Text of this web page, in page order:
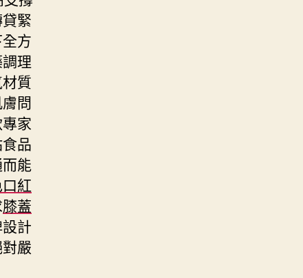
緊
方
理
質
問
家
品
能
紅
膝蓋
計
嚴